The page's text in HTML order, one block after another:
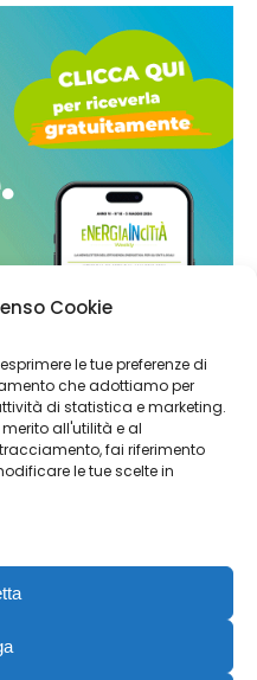
Cookie
le tue preferenze di
che adottiamo per
di statistica e marketing.
all'utilità e al
fai riferimento
le tue scelte in